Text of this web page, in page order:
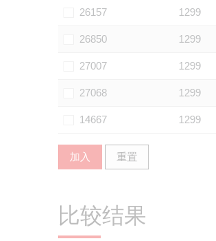
26157 1299
26850 1299
27007 1299
27068 1299
14667 1299
加入 重置
比较结果